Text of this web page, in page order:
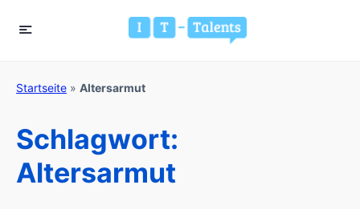
Startseite » Altersarmut
Schlagwort:
Altersarmut